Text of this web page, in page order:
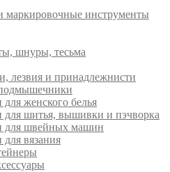
маркировочные инструменты
шнуры, тесьма
лезвия и принадлежнисти
женского белья
для шитья, вышивки и пэчворка
для швейных машин
вязания